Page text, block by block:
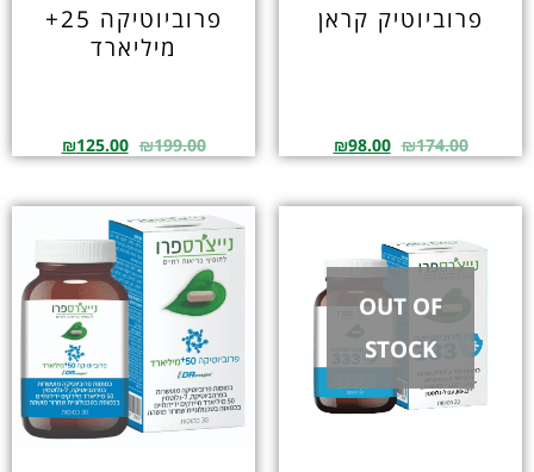
פרוביוטיק קראן
₪174.00
₪98.00
פרוביוטיקה 25+
מיליארד
₪199.00
₪125.00
OUT OF
STOCK